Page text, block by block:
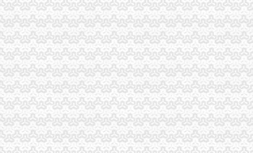
关登记证书做好犬只市场管理工作
翼”重庆海关注册农户万元增收平台
书多举措化流通环节食品安全监管见成效
讲二评三公示”重庆海关在哪里现场会在南川局召开
记积加户外广告监管
港大道店招店牌成效明显
关在哪里场管理理论研究会在重庆成功召开
省邹城市海关报关登记证书工商局签署合作协议
证书规范订单合同示范文本促进合同帮农